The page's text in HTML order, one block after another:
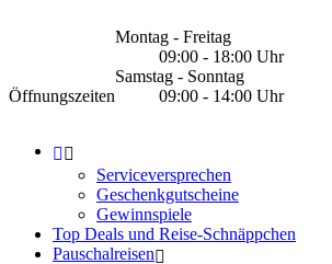
Öffnungszeiten
Montag - Freitag
09:00 - 18:00 Uhr
Samstag - Sonntag
09:00 - 14:00 Uhr
Serviceversprechen
Geschenkgutscheine
Gewinnspiele
Top Deals und Reise-Schnäppchen
Pauschalreisen